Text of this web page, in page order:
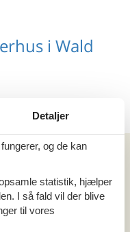
i Wald
Detaljer
og de kan
statistik, hjælper
I så fald vil der blive
til vores